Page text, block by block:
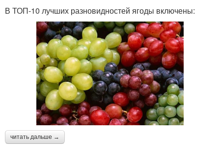
В ТОП-10 лучших разновидностей ягоды включены:
читать дальше →